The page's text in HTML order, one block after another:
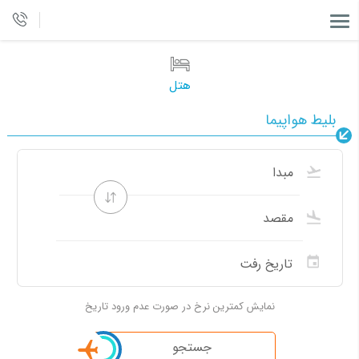
هتل
بلیط هواپیما
نمایش کمترین نرخ در صورت عدم ورود تاریخ
جستجو